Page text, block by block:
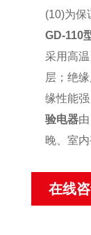
(10)为保
GD-110
采用高
层；绝
缘性能
验电器
晚、室
在线